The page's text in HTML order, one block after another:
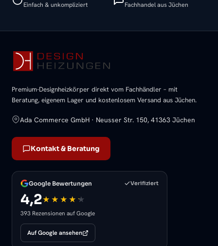
Einfach & unkompliziert Fachhandel aus Jüchen
Premium-Designheizkörper direkt vom Fachhändler – mit
Beratung, eigenem Lager und kostenlosem Versand aus Jüchen.
Ada Commerce GmbH · Neusser Str. 150, 41363 Jüchen
Kontakt & Beratung
Google Bewertungen Verifiziert
4,2
393 Rezensionen auf Google
Auf Google ansehen